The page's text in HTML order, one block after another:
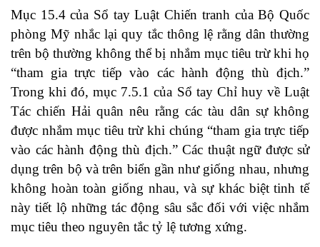
Mục 15.4 của Sổ tay Luật Chiến tranh của Bộ Quốc
phòng Mỹ nhắc lại quy tắc thông lệ rằng dân thường
trên bộ thường không thể bị nhắm mục tiêu trừ khi họ
“tham gia trực tiếp vào các hành động thù địch.”
Trong khi đó, mục 7.5.1 của Sổ tay Chỉ huy về Luật
Tác chiến Hải quân nêu rằng các tàu dân sự không
được nhắm mục tiêu trừ khi chúng “tham gia trực tiếp
vào các hành động thù địch.” Các thuật ngữ được sử
dụng trên bộ và trên biển gần như giống nhau, nhưng
không hoàn toàn giống nhau, và sự khác biệt tinh tế
này tiết lộ những tác động sâu sắc đối với việc nhắm
mục tiêu theo nguyên tắc tỷ lệ tương xứng.